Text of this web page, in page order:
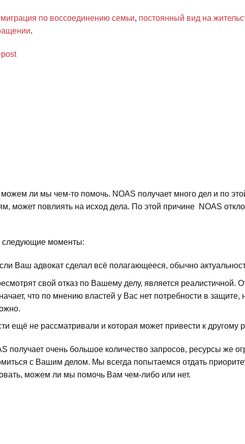
по воссоединению семьи, постоянный вид на
.
ли мы чем-то помочь. NOAS получает много дел и по
может повлиять на исход дела. По этой причине NOAS
следующие моменты:
Ваш адвокат сделал всё полагающееся, обычно
свой отказ по Вашему делу, является реалистичной.
что по мнению властей у Вас нет потребности в защите,
не рассматривали и которая может привести к другому
очень большое количество запросов, ресурсы же
с Вашим делом. Мы всегда попытаемся отдать
можем ли мы помочь Вам чем-либо или нет.